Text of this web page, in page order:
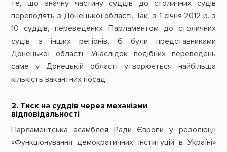
те, що значну частину суддів до столичних судів
переводять з Донецької області. Так, з 1 січня 2012 р. з
10 суддів, переведених Парламентом до столичних
судів з інших регіонів, 6 були представниками
Донецької області. Унаслідок подібних переведень
саме у Донецькій області утворюється найбільша
кількість вакантних посад.
2. Тиск на суддів через механізми
відповідальності
Парламентська асамблея Ради Європи у резолюції
«Функціонування демократичних інституцій в Україні»